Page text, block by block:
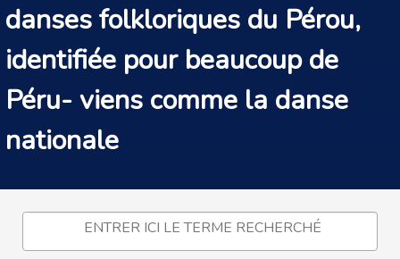
danses folkloriques du Pérou,
identifiée pour beaucoup de
Péru- viens comme la danse
nationale